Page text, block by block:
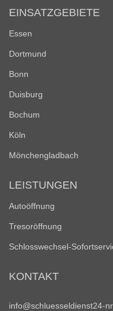
EINSATZGEBIETE
Essen
Dortmund
Bonn
Duisburg
Bochum
Köln
Mönchengladbach
LEISTUNGEN
Autoöffnung
Tresoröffnung
Schlosswechsel-
KONTAKT
info@schluesseldienst24-